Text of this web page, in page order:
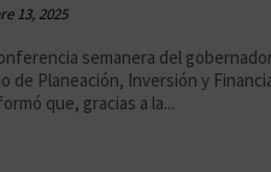
13, 2025
semanera del
de Planeación, Inversión y
que, gracias a la...